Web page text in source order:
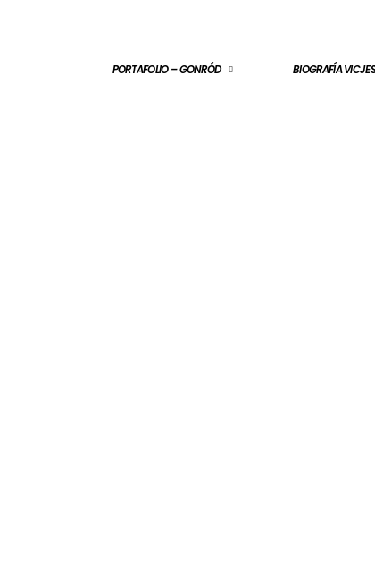
PORTAFOLIO – GONRÓD BIOGRAFÍA